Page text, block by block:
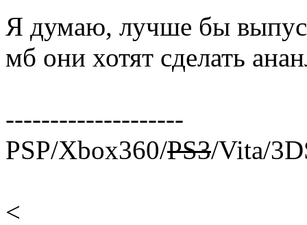
Я думаю, лучше бы
мб они хотят сделать
--------------------
PSP/Xbox360/PS3/Vita/
<